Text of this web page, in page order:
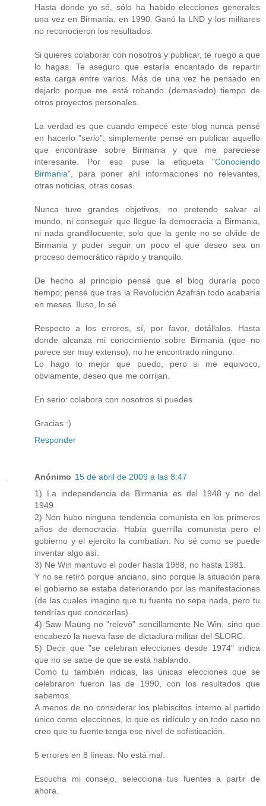
Hasta donde yo sé, sólo ha habido elecciones generales
una vez en Birmania, en 1990. Ganó la LND y los militares
no reconocieron los resultados.
Si quieres colaborar con nosotros y publicar, te ruego a que
lo hagas. Te aseguro que estaría encantado de repartir
esta carga entre varios. Más de una vez he pensado en
dejarlo porque me está robando (demasiado) tiempo de
otros proyectos personales.
La verdad es que cuando empecé este blog nunca pensé
en hacerlo "serio"; simplemente pensé en publicar aquello
que encontrase sobre Birmania y que me pareciese
interesante. Por eso puse la etiqueta "Conociendo
Birmania", para poner ahí informaciones no relevantes,
otras noticias, otras cosas.
Nunca tuve grandes objetivos, no pretendo salvar al
mundo, ni conseguir que llegue la democracia a Birmania,
ni nada grandilocuente; solo que la gente no se olvide de
Birmania y poder seguir un poco el que deseo sea un
proceso democrático rápido y tranquilo.
De hecho al principio pensé que el blog duraría poco
tiempo; pensé que tras la Revolución Azafrán todo acabaría
en meses. Iluso, lo sé.
Respecto a los errores, sí, por favor, detállalos. Hasta
donde alcanza mi conocimiento sobre Birmania (que no
parece ser muy extenso), no he encontrado ninguno.
Lo hago lo mejor que puedo, pero si me equivoco,
obviamente, deseo que me corrijan.
En serio: colabora con nosotros si puedes.
Gracias :)
Responder
Anónimo 15 de abril de 2009 a las 8:47
1) La independencia de Birmania es del 1948 y no del
1949.
2) Non hubo ninguna tendencia comunista en los primeros
años de democracia. Había guerrilla comunista pero el
gobierno y el ejercito la combatían. No sé como se puede
inventar algo así.
3) Ne Win mantuvo el poder hasta 1988, no hasta 1981.
Y no se retirò porque anciano, sino porque la situación para
el gobierno se estaba deteriorando por las manifestaciones
(de las cuales imagino que tu fuente no sepa nada, pero tu
tendrías que conocerlas).
4) Saw Maung no "relevò" sencillamente Ne Win, sino que
encabezò la nueva fase de dictadura militar del SLORC.
5) Decir que "se celebran elecciones desde 1974" indica
que no se sabe de que se está hablando.
Como tu también indicas, las únicas elecciones que se
celebraron fueron las de 1990, con los resultados que
sabemos.
A menos de no considerar los plebiscitos interno al partido
único como elecciones, lo que es ridículo y en todo caso no
creo que tu fuente tenga ese nivel de sofisticación.
5 errores en 8 líneas. No está mal.
Escucha mi consejo, selecciona tus fuentes a partir de
ahora.